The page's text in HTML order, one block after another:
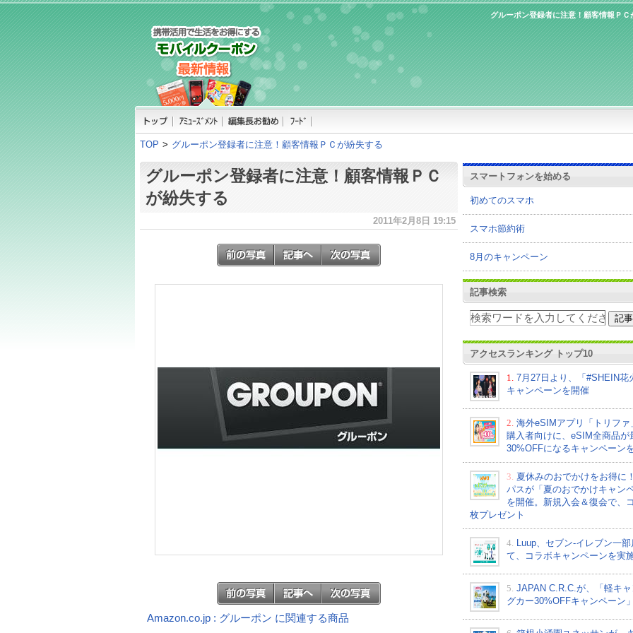
グルーポン登録者に注意！顧客情報ＰＣ
TOP > グルーポン登録者に注意！顧客情報ＰＣが紛失する
グルーポン登録者に注意！顧客情報ＰＣ
が紛失する
2011年2月8日 19:15
Amazon.co.jp : グルーポン に関連する商品
スマートフォンを始める
初めてのスマホ
スマホ節約術
8月のキャンペーン
記事検索
アクセスランキング トップ10
1.
7月27日より、「#SHEIN花
キャンペーンを開催
2. 海外eSIMアプリ「トリファ
購入者向けに、eSIM全商品が
30%OFFになるキャンペーン
3. 夏休みのおでかけをお得に
パスが「夏のおでかけキャン
を開催。新規入会＆復会で、
枚プレゼント
4. Luup、セブン‐イレブン一
て、コラボキャンペーンを実
5. JAPAN C.R.C.が、「軽キ
グカー30%OFFキャンペーン